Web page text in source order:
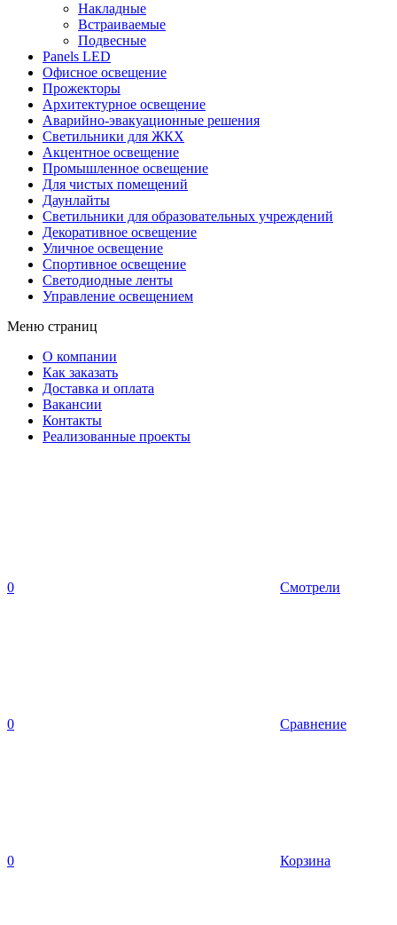
Накладные
Встраиваемые
Подвесные
Panels LED
Офисное освещение
Прожекторы
Архитектурное освещение
Аварийно-эвакуационные решения
Светильники для ЖКХ
Акцентное освещение
Промышленное освещение
Для чистых помещений
Даунлайты
Светильники для образовательных учреждений
Декоративное освещение
Уличное освещение
Спортивное освещение
Светодиодные ленты
Управление освещением
Меню страниц
О компании
Как заказать
Доставка и оплата
Вакансии
Контакты
Реализованные проекты
0 Смотрели
0 Сравнение
0 Корзина